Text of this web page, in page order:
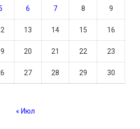
6 7 8 9
13 14 15 16
20 21 22 23
27 28 29 30
« Июл